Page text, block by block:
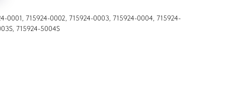
0001, 715924-0002, 715924-0003, 715924-0004, 715924-
715924-5004S